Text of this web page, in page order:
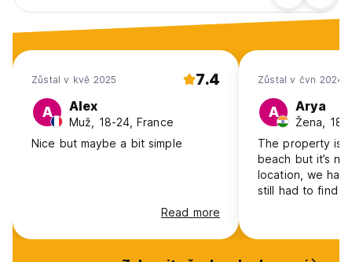
Zůstal v kvě 2025 7.4
A Alex
Muž, 18-24, France
Nice but maybe a bit simple
Read more
Zůstal v čvn 2024
A Arya
Žena, 18-
The property is
beach but it’s
location, we had
still had to find
hallway smells